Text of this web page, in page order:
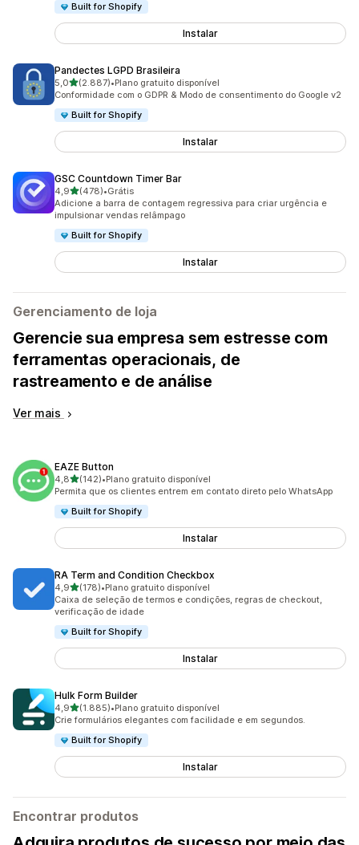
Built for Shopify
Instalar
Pandectes LGPD Brasileira
5,0de 5 estrelas
(2.887)
2887 avaliações ao todo
•Plano gratuito disponível
Conformidade com o GDPR & Modo de consentimento do Google v2
Built for Shopify
Instalar
GSC Countdown Timer Bar
4,9de 5 estrelas
(478)
478 avaliações ao todo
•Grátis
Adicione a barra de contagem regressiva para criar urgência e
impulsionar vendas relâmpago
Built for Shopify
Instalar
Gerenciamento de loja
Gerencie sua empresa sem estresse com
ferramentas operacionais, de
rastreamento e de análise
Ver mais
EAZE Button
4,8de 5 estrelas
(142)
142 avaliações ao todo
•Plano gratuito disponível
Permita que os clientes entrem em contato direto pelo WhatsApp
Built for Shopify
Instalar
RA Term and Condition Checkbox
4,9de 5 estrelas
(178)
178 avaliações ao todo
•Plano gratuito disponível
Caixa de seleção de termos e condições, regras de checkout,
verificação de idade
Built for Shopify
Instalar
Hulk Form Builder
4,9de 5 estrelas
(1.885)
1885 avaliações ao todo
•Plano gratuito disponível
Crie formulários elegantes com facilidade e em segundos.
Built for Shopify
Instalar
Encontrar produtos